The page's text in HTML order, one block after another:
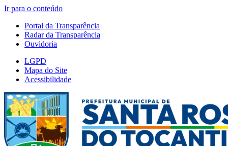
Ir para o conteúdo
Portal da Transparência
Radar da Transparência
Ouvidoria
LGPD
Mapa do Site
Acessibilidade